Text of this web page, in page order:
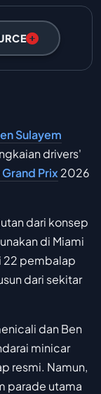
Sulayem
drivers'
Prix 2026
dari konsep
di Miami
22 pembalap
dari sekitar
dan Ben
minicar
resmi. Namun,
parade utama